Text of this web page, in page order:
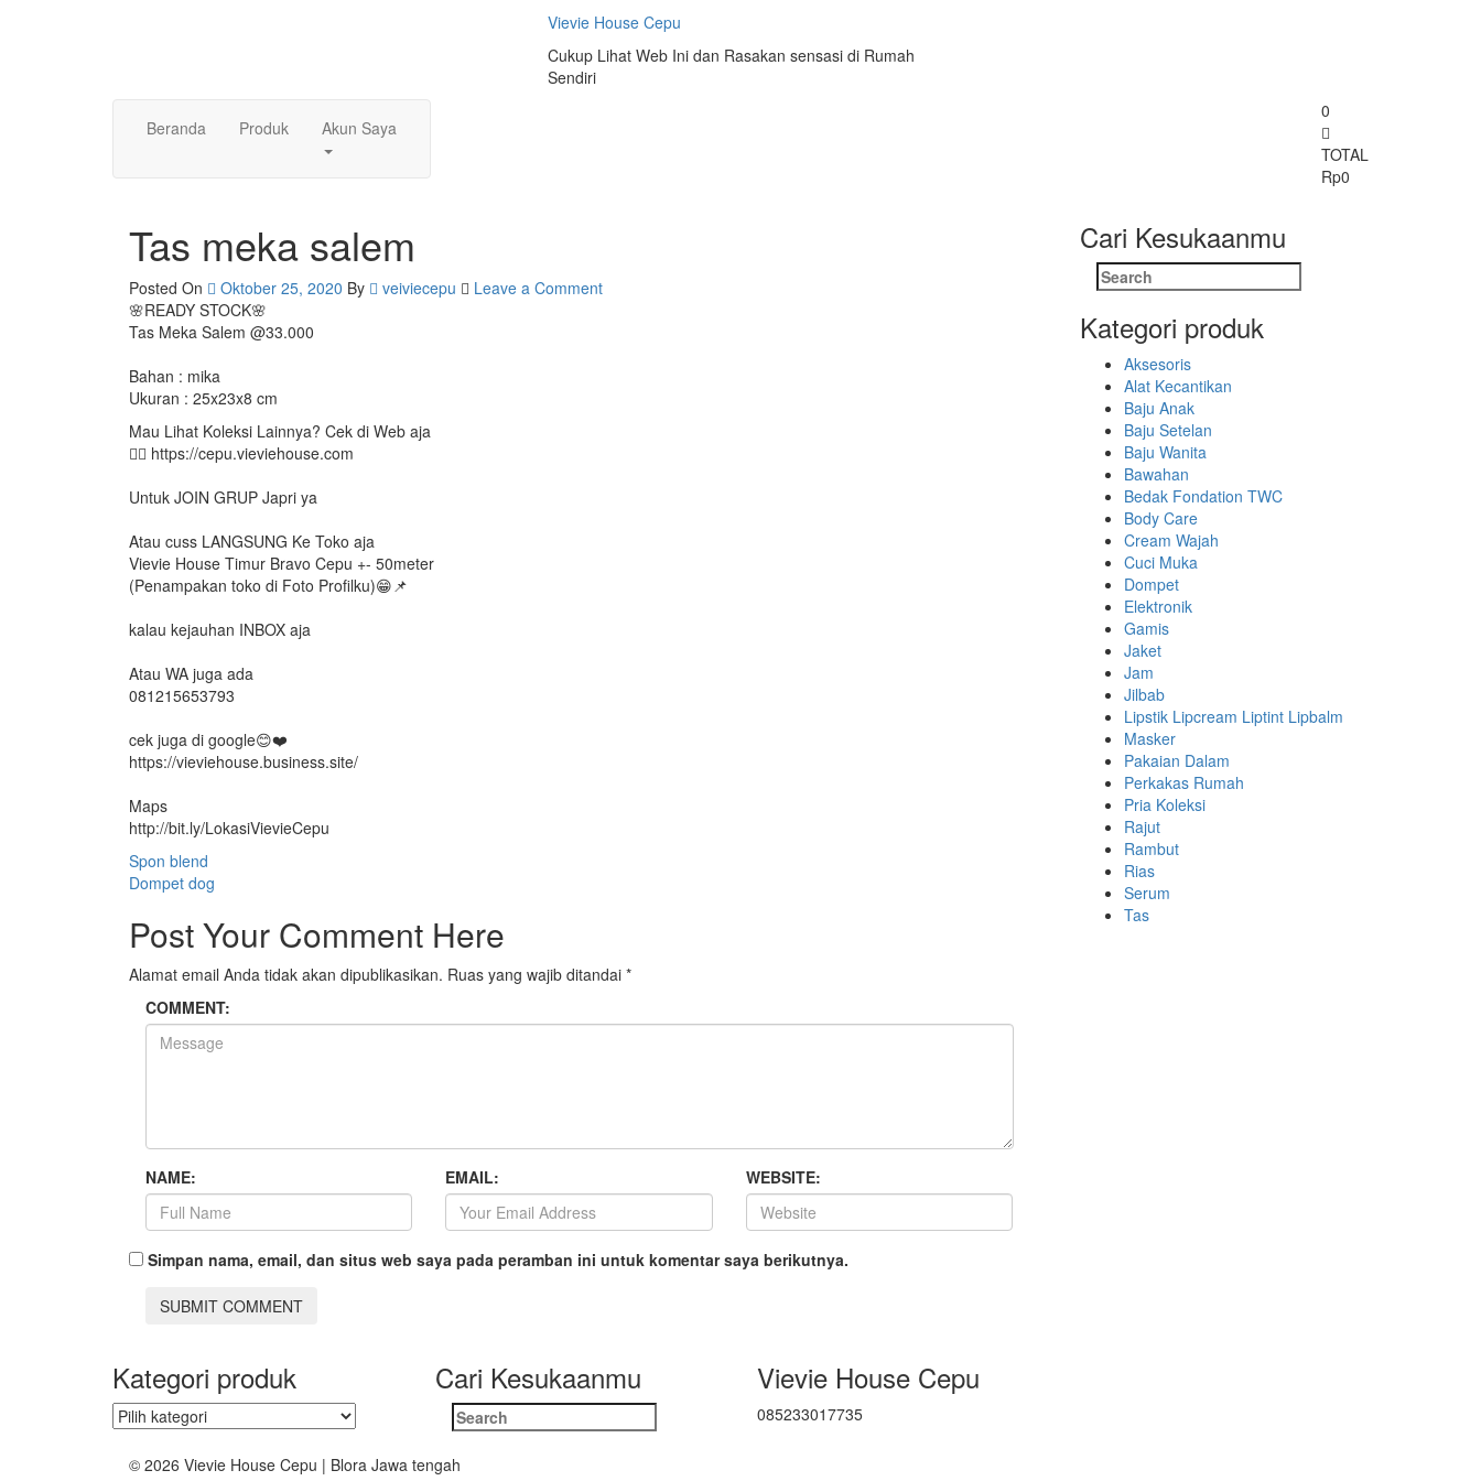
Vievie House Cepu
Cukup Lihat Web Ini dan Rasakan sensasi di Rumah
Sendiri
0
TOTAL
Rp0
Beranda Produk Akun Saya
Tas meka salem
Posted On Oktober 25, 2020 By veiviecepu Leave a Commenton
🌸READY STOCK🌸
Tas Meka Salem @33.000
Bahan : mika
Ukuran : 25x23x8 cm
Mau Lihat Koleksi Lainnya? Cek di Web aja
👉🏻 https://cepu.vieviehouse.com
Untuk JOIN GRUP Japri ya
Atau cuss LANGSUNG Ke Toko aja
Vievie House Timur Bravo Cepu +- 50meter
(Penampakan toko di Foto Profilku)😁📌
kalau kejauhan INBOX aja
Atau WA juga ada
081215653793
cek juga di google😊❤️
https://vieviehouse.business.site/
Maps
http://bit.ly/LokasiVievieCepu
Navigasi
pos
Spon blend
Dompet dog
Post Your Comment Here
Alamat email Anda tidak akan dipublikasikan. Ruas yang wajib ditandai *
COMMENT:
NAME: EMAIL: WEBSITE:
Simpan nama, email, dan situs web saya pada peramban ini untuk komentar saya berikutnya.
Cari Kesukaanmu
Search
for:
Kategori produk
Aksesoris
Alat Kecantikan
Baju Anak
Baju Setelan
Baju Wanita
Bawahan
Bedak Fondation TWC
Body Care
Cream Wajah
Cuci Muka
Dompet
Elektronik
Gamis
Jaket
Jam
Jilbab
Lipstik Lipcream Liptint Lipbalm
Masker
Pakaian Dalam
Perkakas Rumah
Pria Koleksi
Rajut
Rambut
Rias
Serum
Tas
Kategori produk Cari Kesukaanmu
Search
for:
Vievie House Cepu
085233017735
© 2026 Vievie House Cepu | Blora Jawa tengah